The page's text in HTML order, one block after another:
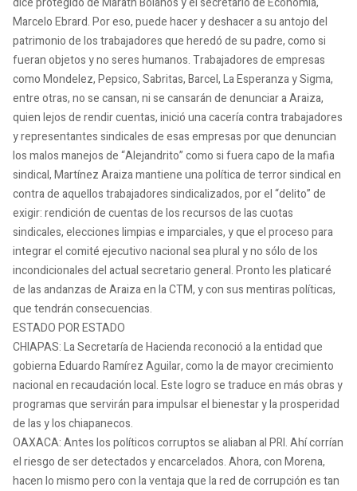
Marcelo Ebrard. Por eso, puede hacer y deshacer a su antojo del
patrimonio de los trabajadores que heredó de su padre, como si
fueran objetos y no seres humanos. Trabajadores de empresas
como Mondelez, Pepsico, Sabritas, Barcel, La Esperanza y Sigma,
entre otras, no se cansan, ni se cansarán de denunciar a Araiza,
quien lejos de rendir cuentas, inició una cacería contra trabajadores
y representantes sindicales de esas empresas por que denuncian
los malos manejos de “Alejandrito” como si fuera capo de la mafia
sindical, Martínez Araiza mantiene una política de terror sindical en
contra de aquellos trabajadores sindicalizados, por el “delito” de
exigir: rendición de cuentas de los recursos de las cuotas
sindicales, elecciones limpias e imparciales, y que el proceso para
integrar el comité ejecutivo nacional sea plural y no sólo de los
incondicionales del actual secretario general. Pronto les platicaré
de las andanzas de Araiza en la CTM, y con sus mentiras políticas,
que tendrán consecuencias.
ESTADO POR ESTADO
CHIAPAS: La Secretaría de Hacienda reconoció a la entidad que
gobierna Eduardo Ramírez Aguilar, como la de mayor crecimiento
nacional en recaudación local. Este logro se traduce en más obras y
programas que servirán para impulsar el bienestar y la prosperidad
de las y los chiapanecos.
OAXACA: Antes los políticos corruptos se aliaban al PRI. Ahí corrían
el riesgo de ser detectados y encarcelados. Ahora, con Morena,
hacen lo mismo pero con la ventaja que la red de corrupción es tan